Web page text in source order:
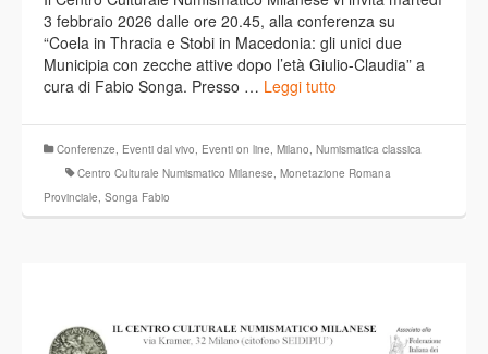
3 febbraio 2026 dalle ore 20.45, alla conferenza su
“Coela in Thracia e Stobi in Macedonia: gli unici due
Municipia con zecche attive dopo l’età Giulio-Claudia” a
cura di Fabio Songa. Presso … Leggi tutto
Conferenze, Eventi dal vivo, Eventi on line, Milano, Numismatica classica
Centro Culturale Numismatico Milanese, Monetazione Romana
Provinciale, Songa Fabio